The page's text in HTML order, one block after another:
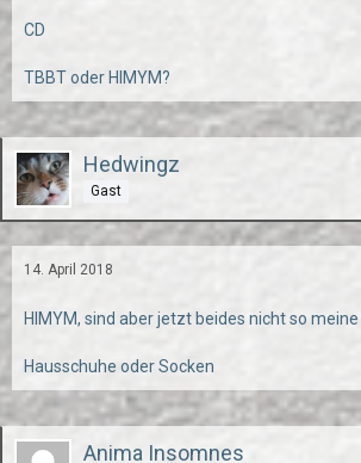
CD
TBBT oder HIMYM?
Hedwingz
Gast
14. April 2018
HIMYM, sind aber jetzt beides nicht so
Hausschuhe oder Socken
Anima Insomnes